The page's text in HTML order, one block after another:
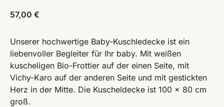
57,00 €
Unserer hochwertige Baby-Kuschledecke ist ein
liebenvoller Begleiter für Ihr baby. Mit weißen
kuscheligen Bio-Frottier auf der einen Seite, mit
Vichy-Karo auf der anderen Seite und mit gestickten
Herz in der Mitte. Die Kuscheldecke ist 100 x 80 cm
groß.